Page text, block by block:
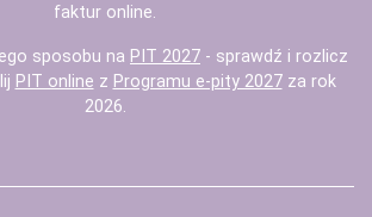
faktur online.
sposobu na PIT 2027 - sprawdź i rozlicz
PIT online z Programu e-pity 2027za rok
2026.